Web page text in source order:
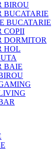
BIROU
BUCATARIE
BUCATARIE
COPII
DORMITOR
HOL
BAIE